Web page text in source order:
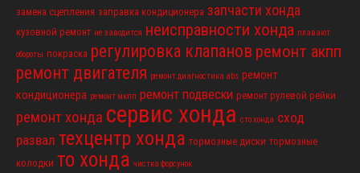
замена сцепления заправка кондиционера запчасти хонда
кузовной ремонт не заводится неисправности хонда плавают
обороты покраска регулировка клапанов ремонт акпп
ремонт двигателя ремонт диагностика abs ремонт
кондиционера ремонт мкпп ремонт подвески ремонт рулевой рейки
ремонт хонда сервис хонда сто хонда сход
развал техцентр хонда тормозные диски тормозные
колодки то хонда чистка форсунок